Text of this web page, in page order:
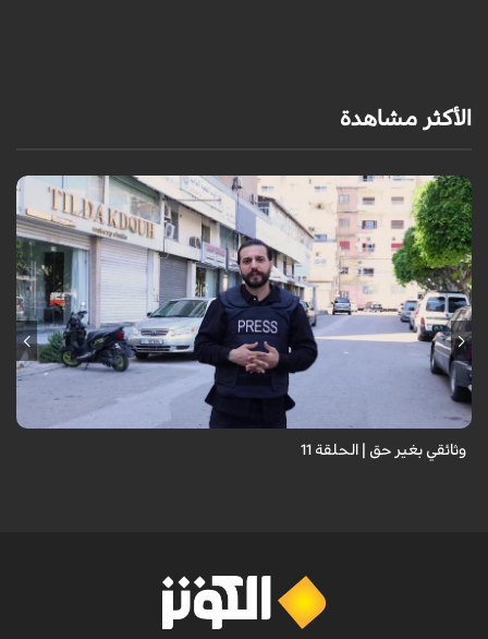
الأكثر مشاهدة
وثائقي بغير حق | الحلقة 11